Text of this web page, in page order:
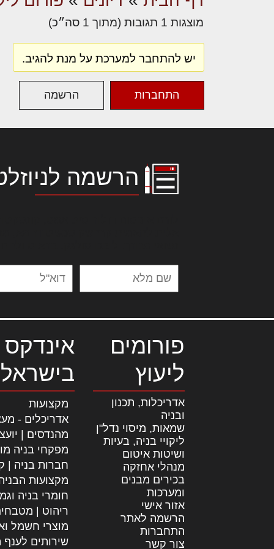
מוצגות 1 תגובות (מתוך 1 סה״כ)
יש להתחבר למערכת על מנת להגיב.
התחברות הרשמה
הרשמה
פורומים
ליעוץ
אדריכלות, תכנון
ובניה
שמאות, מיסוי נדל"ן
ליקויי בניה, בעיות
ושיטות איטום
מנהלי אחזקה
בכירים מבנים
ומערכות
אזור אישי
הרשמה לאתר
התחברות
צור קשר
בישראל
מקצועות
אדריכלים -
מהנדסים |
מפקחי בניה
חברות בניה |
מקצועות
חומרי בניה
ריהוט |
מוצרי חשמל
שירותים לענף